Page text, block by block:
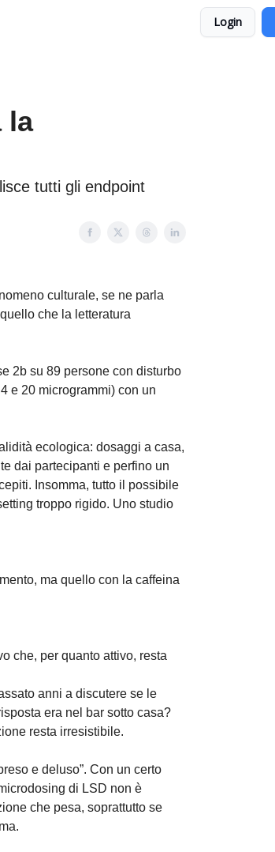
Login
la
tutti gli endpoint
culturale, se ne parla
che la letteratura
2b su 89 persone con disturbo
e 20 microgrammi) con un
ecologica: dosaggi a casa,
dai partecipanti e perfino un
Insomma, tutto il possibile
troppo rigido. Uno studio
ma quello con la caffeina
che, per quanto attivo, resta
anni a discutere se le
era nel bar sotto casa?
resta irresistibile.
e deluso”. Con un certo
di LSD non è
che pesa, soprattutto se